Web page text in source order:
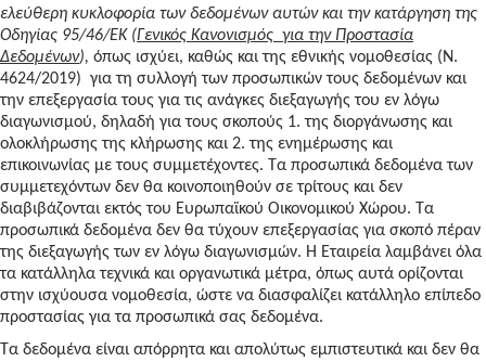
ελεύθερη κυκλοφορία των δεδομένων αυτών και την κατάργηση της
Οδηγίας 95/46/ΕΚ (Γενικός Κανονισμός για την Προστασία
Δεδομένων), όπως ισχύει, καθώς και της εθνικής νομοθεσίας (Ν.
4624/2019) για τη συλλογή των προσωπικών τους δεδομένων και
την επεξεργασία τους για τις ανάγκες διεξαγωγής του εν λόγω
διαγωνισμού, δηλαδή για τους σκοπούς 1. της διοργάνωσης και
ολοκλήρωσης της κλήρωσης και 2. της ενημέρωσης και
επικοινωνίας με τους συμμετέχοντες. Τα προσωπικά δεδομένα των
συμμετεχόντων δεν θα κοινοποιηθούν σε τρίτους και δεν
διαβιβάζονται εκτός του Ευρωπαϊκού Οικονομικού Χώρου. Τα
προσωπικά δεδομένα δεν θα τύχουν επεξεργασίας για σκοπό πέραν
της διεξαγωγής των εν λόγω διαγωνισμών. Η Εταιρεία λαμβάνει όλα
τα κατάλληλα τεχνικά και οργανωτικά μέτρα, όπως αυτά ορίζονται
στην ισχύουσα νομοθεσία, ώστε να διασφαλίζει κατάλληλο επίπεδο
προστασίας για τα προσωπικά σας δεδομένα.
Τα δεδομένα είναι απόρρητα και απολύτως εμπιστευτικά και δεν θα